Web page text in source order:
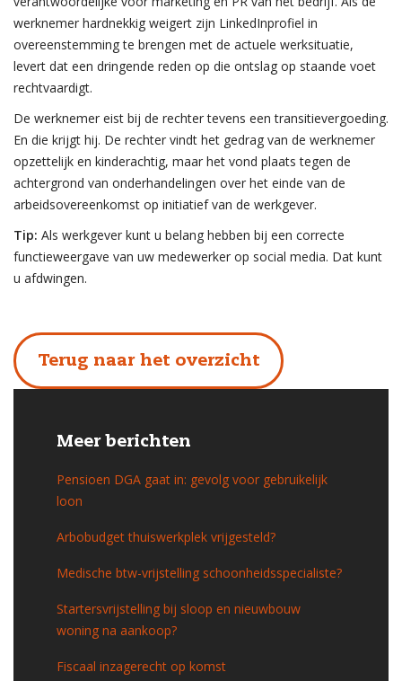
werknemer hardnekkig weigert zijn LinkedInprofiel in
overeenstemming te brengen met de actuele werksituatie,
levert dat een dringende reden op die ontslag op staande voet
rechtvaardigt.
De werknemer eist bij de rechter tevens een transitievergoeding.
En die krijgt hij. De rechter vindt het gedrag van de werknemer
opzettelijk en kinderachtig, maar het vond plaats tegen de
achtergrond van onderhandelingen over het einde van de
arbeidsovereenkomst op initiatief van de werkgever.
Tip: Als werkgever kunt u belang hebben bij een correcte
functieweergave van uw medewerker op social media. Dat kunt
u afdwingen.
Terug naar het overzicht
Meer berichten
Pensioen DGA gaat in: gevolg voor gebruikelijk
loon
Arbobudget thuiswerkplek vrijgesteld?
Medische btw-vrijstelling schoonheidsspecialiste?
Startersvrijstelling bij sloop en nieuwbouw
woning na aankoop?
Fiscaal inzagerecht op komst